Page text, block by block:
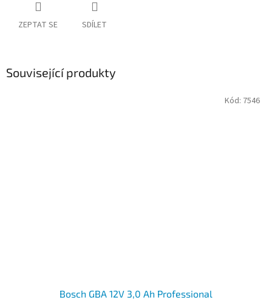
ZEPTAT SE SDÍLET
Související produkty
Bosch GBA 12V 3,0 Ah Professional
Kód: 7546